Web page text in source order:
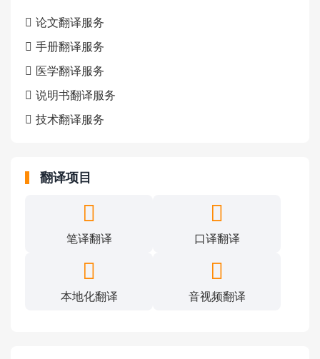
论文翻译服务
手册翻译服务
医学翻译服务
说明书翻译服务
技术翻译服务
翻译项目
笔译翻译 口译翻译
本地化翻译 音视频翻译